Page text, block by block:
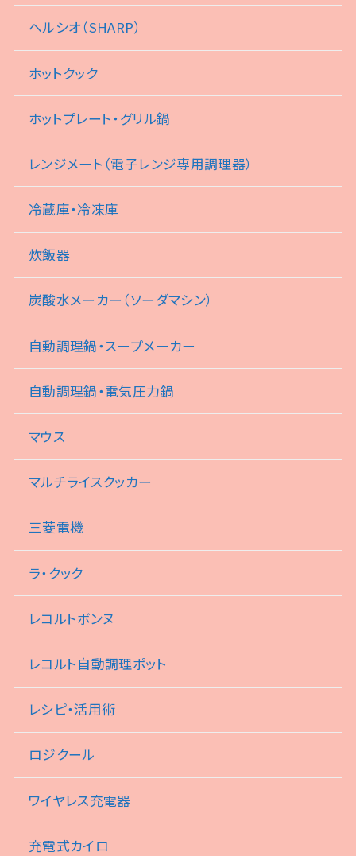
ヘルシオ（SHARP）
ホットクック
ホットプレート・グリル鍋
レンジメート（電子レンジ専用調理器）
冷蔵庫・冷凍庫
炊飯器
炭酸水メーカー（ソーダマシン）
自動調理鍋・スープメーカー
自動調理鍋・電気圧力鍋
マウス
マルチライスクッカー
三菱電機
ラ・クック
レコルトボンヌ
レコルト自動調理ポット
レシピ・活用術
ロジクール
ワイヤレス充電器
充電式カイロ